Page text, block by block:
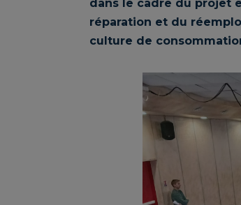
dans le cadre du projet
réparation et du
culture de